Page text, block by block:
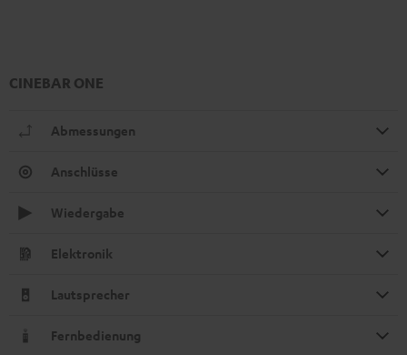
CINEBAR ONE
Abmessungen
Anschlüsse
Wiedergabe
Elektronik
Lautsprecher
Fernbedienung